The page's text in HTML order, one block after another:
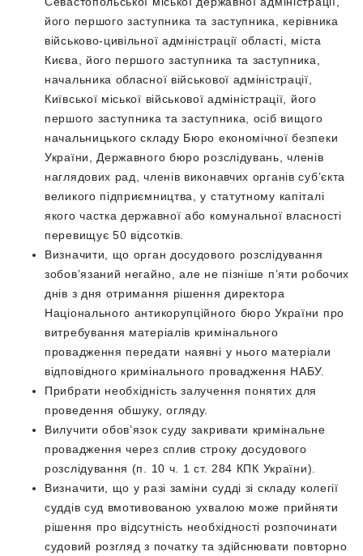
його першого заступника та заступника, керівника
військово-цивільної адміністрації області, міста
Києва, його першого заступника та заступника,
начальника обласної військової адміністрації,
Київської міської військової адміністрації, його
першого заступника та заступника, осіб вищого
начальницького складу Бюро економічної безпеки
України, Державного бюро розслідувань, членів
наглядових рад, членів виконавчих органів суб’єкта
великого підприємництва, у статутному капіталі
якого частка державної або комунальної власності
перевищує 50 відсотків.
Визначити, що орган досудового розслідування
зобов’язаний негайно, але не пізніше п’яти робочих
днів з дня отримання рішення директора
Національного антикорупційного бюро України про
витребування матеріалів кримінального
провадження передати наявні у нього матеріали
відповідного кримінального провадження НАБУ.
Прибрати необхідність залучення понятих для
проведення обшуку, огляду.
Вилучити обов’язок суду закривати кримінальне
провадження через сплив строку досудового
розслідування (п. 10 ч. 1 ст. 284 КПК України).
Визначити, що у разі заміни судді зі складу колегії
суддів суд вмотивованою ухвалою може прийняти
рішення про відсутність необхідності розпочинати
судовий розгляд з початку та здійснювати повторно